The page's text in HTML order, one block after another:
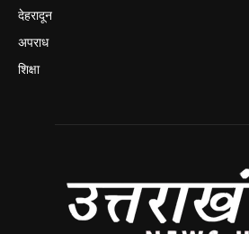
देहरादून
अपराध
शिक्षा